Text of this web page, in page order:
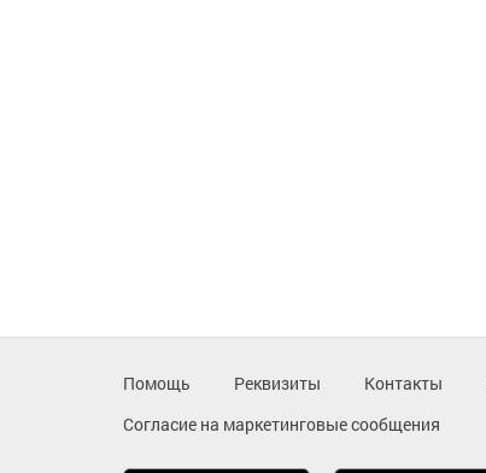
Помощь Реквизиты Контакты
Согласие на маркетинговые сообщения